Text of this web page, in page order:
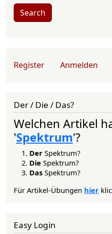
Search
User account menu
Register Anmelden
Der / Die / Das?
Welchen Artikel
'Spektrum'?
Der Spektrum?
Die Spektrum?
Das Spektrum?
Für Artikel-Übungen hier
Easy Login